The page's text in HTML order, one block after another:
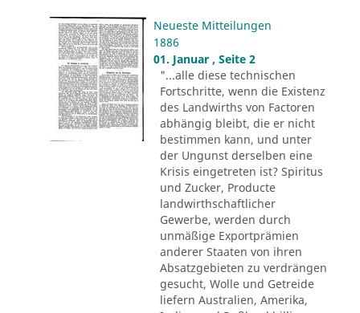
Neueste Mitteilungen
1886
01. Januar , Seite 2
"...alle diese technischen
Fortschritte, wenn die Existenz
des Landwirths von Factoren
abhängig bleibt, die er nicht
bestimmen kann, und unter
der Ungunst derselben eine
Krisis eingetreten ist? Spiritus
und Zucker, Producte
landwirthschaftlicher
Gewerbe, werden durch
unmäßige Exportprämien
anderer Staaten von ihren
Absatzgebieten zu verdrängen
gesucht, Wolle und Getreide
liefern Australien, Amerika,